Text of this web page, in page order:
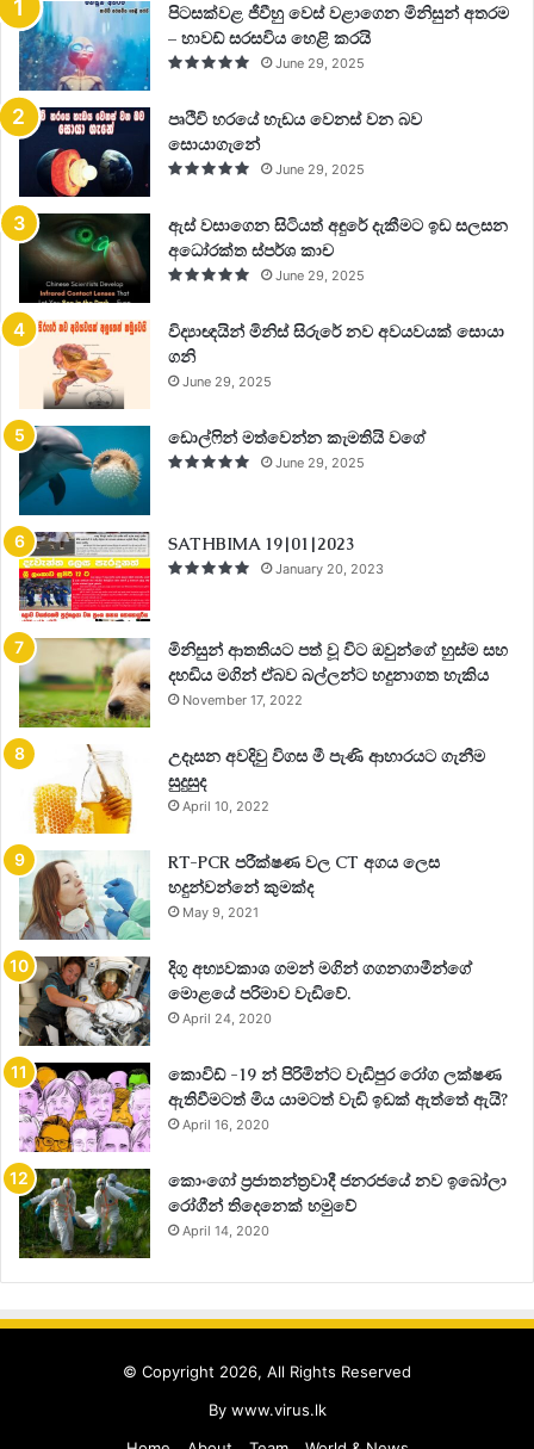
පිටසක්වළ ජීවීහු වෙස් වළාගෙන මිනිසුන් අතරම
– හාවඩ් සරසවිය හෙළි කරයි
June 29, 2025
පෘථිවි හරයේ හැඩය වෙනස් වන බව
සොයාගැනේ
June 29, 2025
ඇස් වසාගෙන සිටියත් අඳුරේ දැකීමට ඉඩ සලසන
අධෝරක්ත ස්පර්ශ කාච
June 29, 2025
විද්‍යාඥයින් මිනිස් සිරුරේ නව අවයවයක් සොයා
ගනි
June 29, 2025
ඩොල්ෆින් මත්වෙන්න කැමතියි වගේ
June 29, 2025
SATHBIMA 19|01|2023
January 20, 2023
මිනිසුන් ආතතියට පත් වූ විට ඔවුන්ගේ හුස්ම සහ
දහඩිය මගින් ඒබව බල්ලන්ට හදුනාගත හැකිය
November 17, 2022
උදෑසන අවදිවු විගස මී පැණි ආහාරයට ගැනීම
සුදුසුද
April 10, 2022
RT-PCR පරීක්ෂණ වල CT අගය ලෙස
හදුන්වන්නේ කුමක්ද
May 9, 2021
දිගු අභ්‍යවකාශ ගමන් මගින් ගගනගාමීන්ගේ
මොළයේ පරිමාව වැඩිවේ.
April 24, 2020
කොවිඩ් -19 න් පිරිමින්ට වැඩිපුර රෝග ලක්ෂණ
ඇතිවීමටත් මිය යාමටත් වැඩි ඉඩක් ඇත්තේ ඇයි?
April 16, 2020
කොංගෝ ප්‍රජාතන්ත්‍රවාදී ජනරජයේ නව ඉබෝලා
රෝගීන් තිදෙනෙක් හමුවේ
April 14, 2020
© Copyright 2026, All Rights Reserved
By www.virus.lk